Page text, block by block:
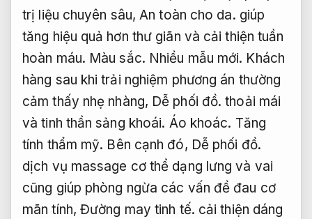
trị liệu chuyên sâu,An toàn cho da. giúp
tăng hiệu quả hơn thư giãn và cải thiện tuần
hoàn máu. Màu sắc. Nhiều mẫu mới. Khách
hàng sau khi trải nghiệm phương án thường
cảm thấy nhẹ nhàng, Dễ phối đồ. thoải mái
và tinh thần sảng khoái. Áo khoác. Tăng
tính thẩm mỹ. Bên cạnh đó, Dễ phối đồ.
dịch vụ massage cơ thể dạng lưng và vai
cũng giúp phòng ngừa các vấn đề đau cơ
mãn tính, Đường may tinh tế. cải thiện dáng